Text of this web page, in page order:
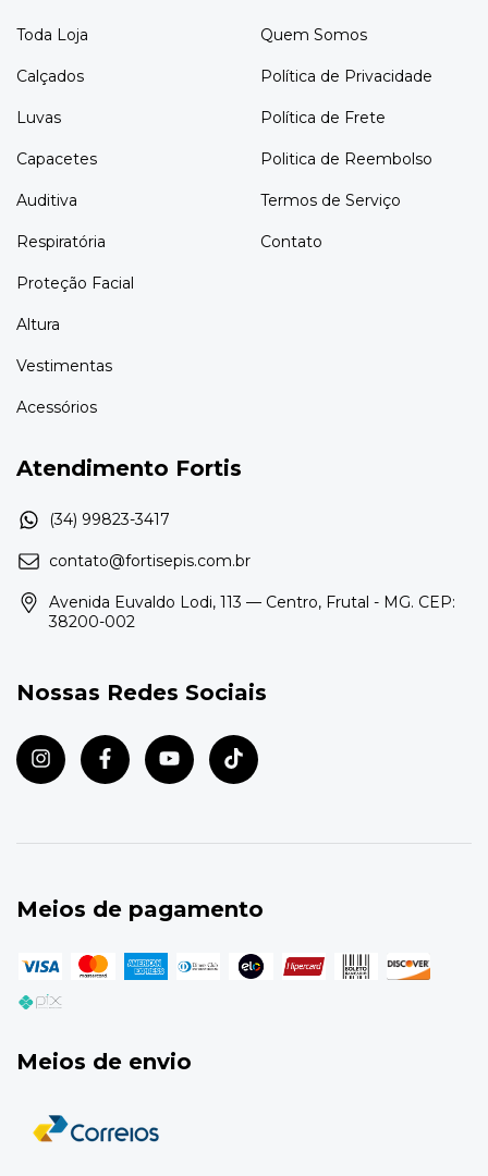
Toda Loja
Calçados
Luvas
Capacetes
Auditiva
Respiratória
Proteção Facial
Altura
Vestimentas
Acessórios
Quem Somos
Política de Privacidade
Política de Frete
Politica de Reembolso
Termos de Serviço
Contato
Atendimento Fortis
contato@fortisepis.com.br
Avenida Euvaldo Lodi, 113 — Centro, Frutal - MG. CEP:
38200-002
Nossas Redes Sociais
Meios de pagamento
Meios de envio